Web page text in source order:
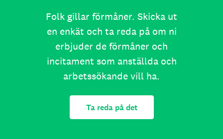
Folk gillar förmåner. Skicka ut
en enkät och ta reda på om ni
erbjuder de förmåner och
incitament som anställda och
arbetssökande vill ha.
Ta reda på det